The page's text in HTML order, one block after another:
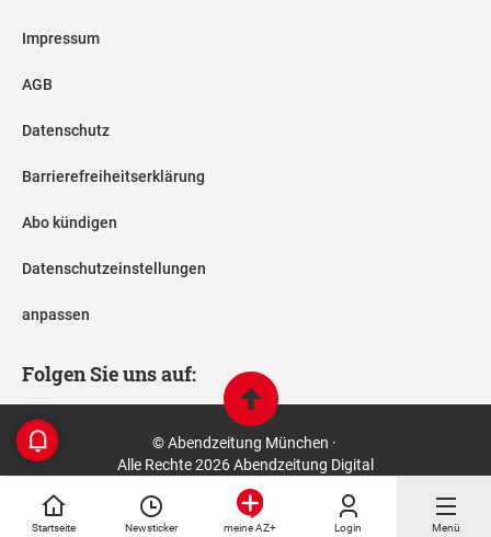
Startseite Newsticker meine AZ+ Login Menü
Impressum
AGB
Datenschutz
Barrierefreiheitserklärung
Abo kündigen
Datenschutzeinstellungen
anpassen
Folgen Sie uns auf:
© Abendzeitung München ·
Alle Rechte 2026 Abendzeitung Digital